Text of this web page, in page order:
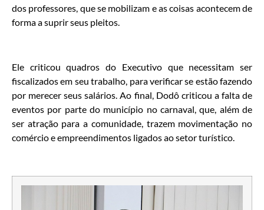
dos professores, que se mobilizam e as coisas acontecem de
forma a suprir seus pleitos.
Ele criticou quadros do Executivo que necessitam ser
fiscalizados em seu trabalho, para verificar se estão fazendo
por merecer seus salários. Ao final, Dodô criticou a falta de
eventos por parte do município no carnaval, que, além de
ser atração para a comunidade, trazem movimentação no
comércio e empreendimentos ligados ao setor turístico.